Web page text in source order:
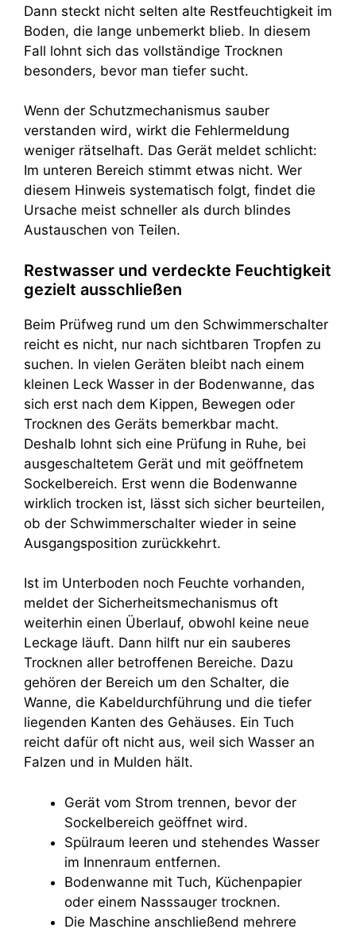
Dann steckt nicht selten alte Restfeuchtigkeit im
Boden, die lange unbemerkt blieb. In diesem
Fall lohnt sich das vollständige Trocknen
besonders, bevor man tiefer sucht.
Wenn der Schutzmechanismus sauber
verstanden wird, wirkt die Fehlermeldung
weniger rätselhaft. Das Gerät meldet schlicht:
Im unteren Bereich stimmt etwas nicht. Wer
diesem Hinweis systematisch folgt, findet die
Ursache meist schneller als durch blindes
Austauschen von Teilen.
Restwasser und verdeckte Feuchtigkeit
gezielt ausschließen
Beim Prüfweg rund um den Schwimmerschalter
reicht es nicht, nur nach sichtbaren Tropfen zu
suchen. In vielen Geräten bleibt nach einem
kleinen Leck Wasser in der Bodenwanne, das
sich erst nach dem Kippen, Bewegen oder
Trocknen des Geräts bemerkbar macht.
Deshalb lohnt sich eine Prüfung in Ruhe, bei
ausgeschaltetem Gerät und mit geöffnetem
Sockelbereich. Erst wenn die Bodenwanne
wirklich trocken ist, lässt sich sicher beurteilen,
ob der Schwimmerschalter wieder in seine
Ausgangsposition zurückkehrt.
Ist im Unterboden noch Feuchte vorhanden,
meldet der Sicherheitsmechanismus oft
weiterhin einen Überlauf, obwohl keine neue
Leckage läuft. Dann hilft nur ein sauberes
Trocknen aller betroffenen Bereiche. Dazu
gehören der Bereich um den Schalter, die
Wanne, die Kabeldurchführung und die tiefer
liegenden Kanten des Gehäuses. Ein Tuch
reicht dafür oft nicht aus, weil sich Wasser an
Falzen und in Mulden hält.
Gerät vom Strom trennen, bevor der
Sockelbereich geöffnet wird.
Spülraum leeren und stehendes Wasser
im Innenraum entfernen.
Bodenwanne mit Tuch, Küchenpapier
oder einem Nasssauger trocknen.
Die Maschine anschließend mehrere